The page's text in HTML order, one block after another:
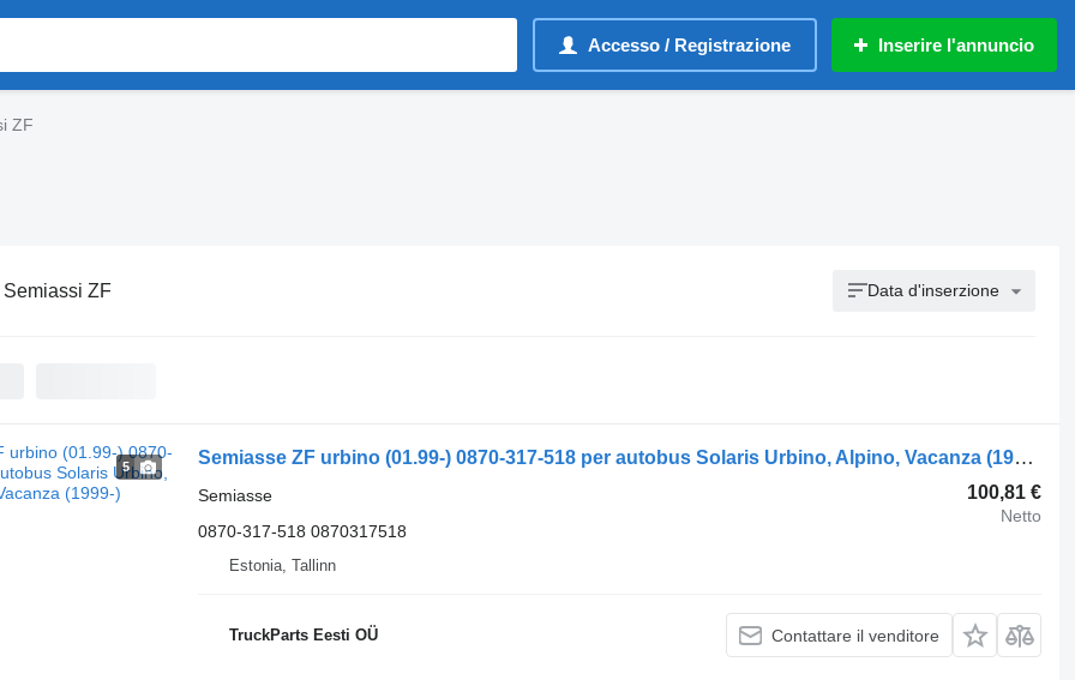
Accesso / Registrazione Inserire l'annuncio
ZF
Semiassi ZF Data d'inserzione
5 Semiasse ZF urbino (01.99-) 0870-317-518 per autobus Solaris Urbino, Alpino, Vacanza (1999-)
100,81 €
Netto
Semiasse
0870-317-518 0870317518
Estonia, Tallinn
TruckParts Eesti OÜ Contattare il venditore